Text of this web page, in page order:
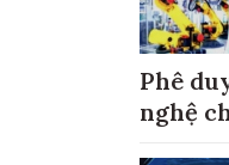
Phê
nghệ